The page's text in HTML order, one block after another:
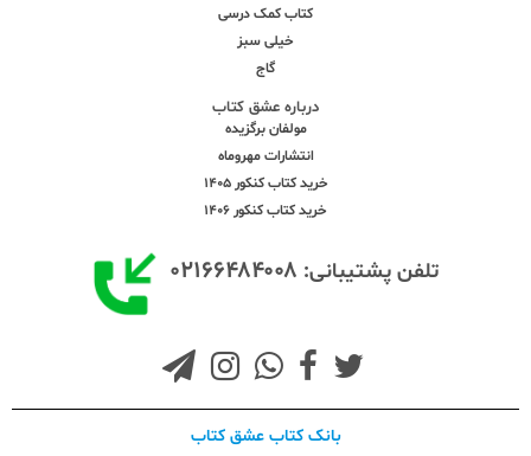
کتاب کمک درسی
خیلی سبز
گاج
درباره عشق کتاب
مولفان برگزیده
انتشارات مهروماه
خرید کتاب کنکور 1405
خرید کتاب کنکور 1406
تلفن پشتیبانی: ۰۲۱۶۶۴۸۴۰۰۸
بانک کتاب عشق کتاب